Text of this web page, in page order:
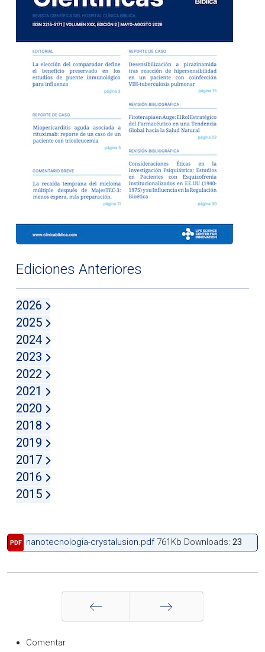
Ediciones Anteriores
2026
2025
2024
2023
2022
2021
2020
2018
2019
2017
2016
2015
PDF nanotecnologia-crystalusion.pdf 761Kb Downloads:23
Comentar